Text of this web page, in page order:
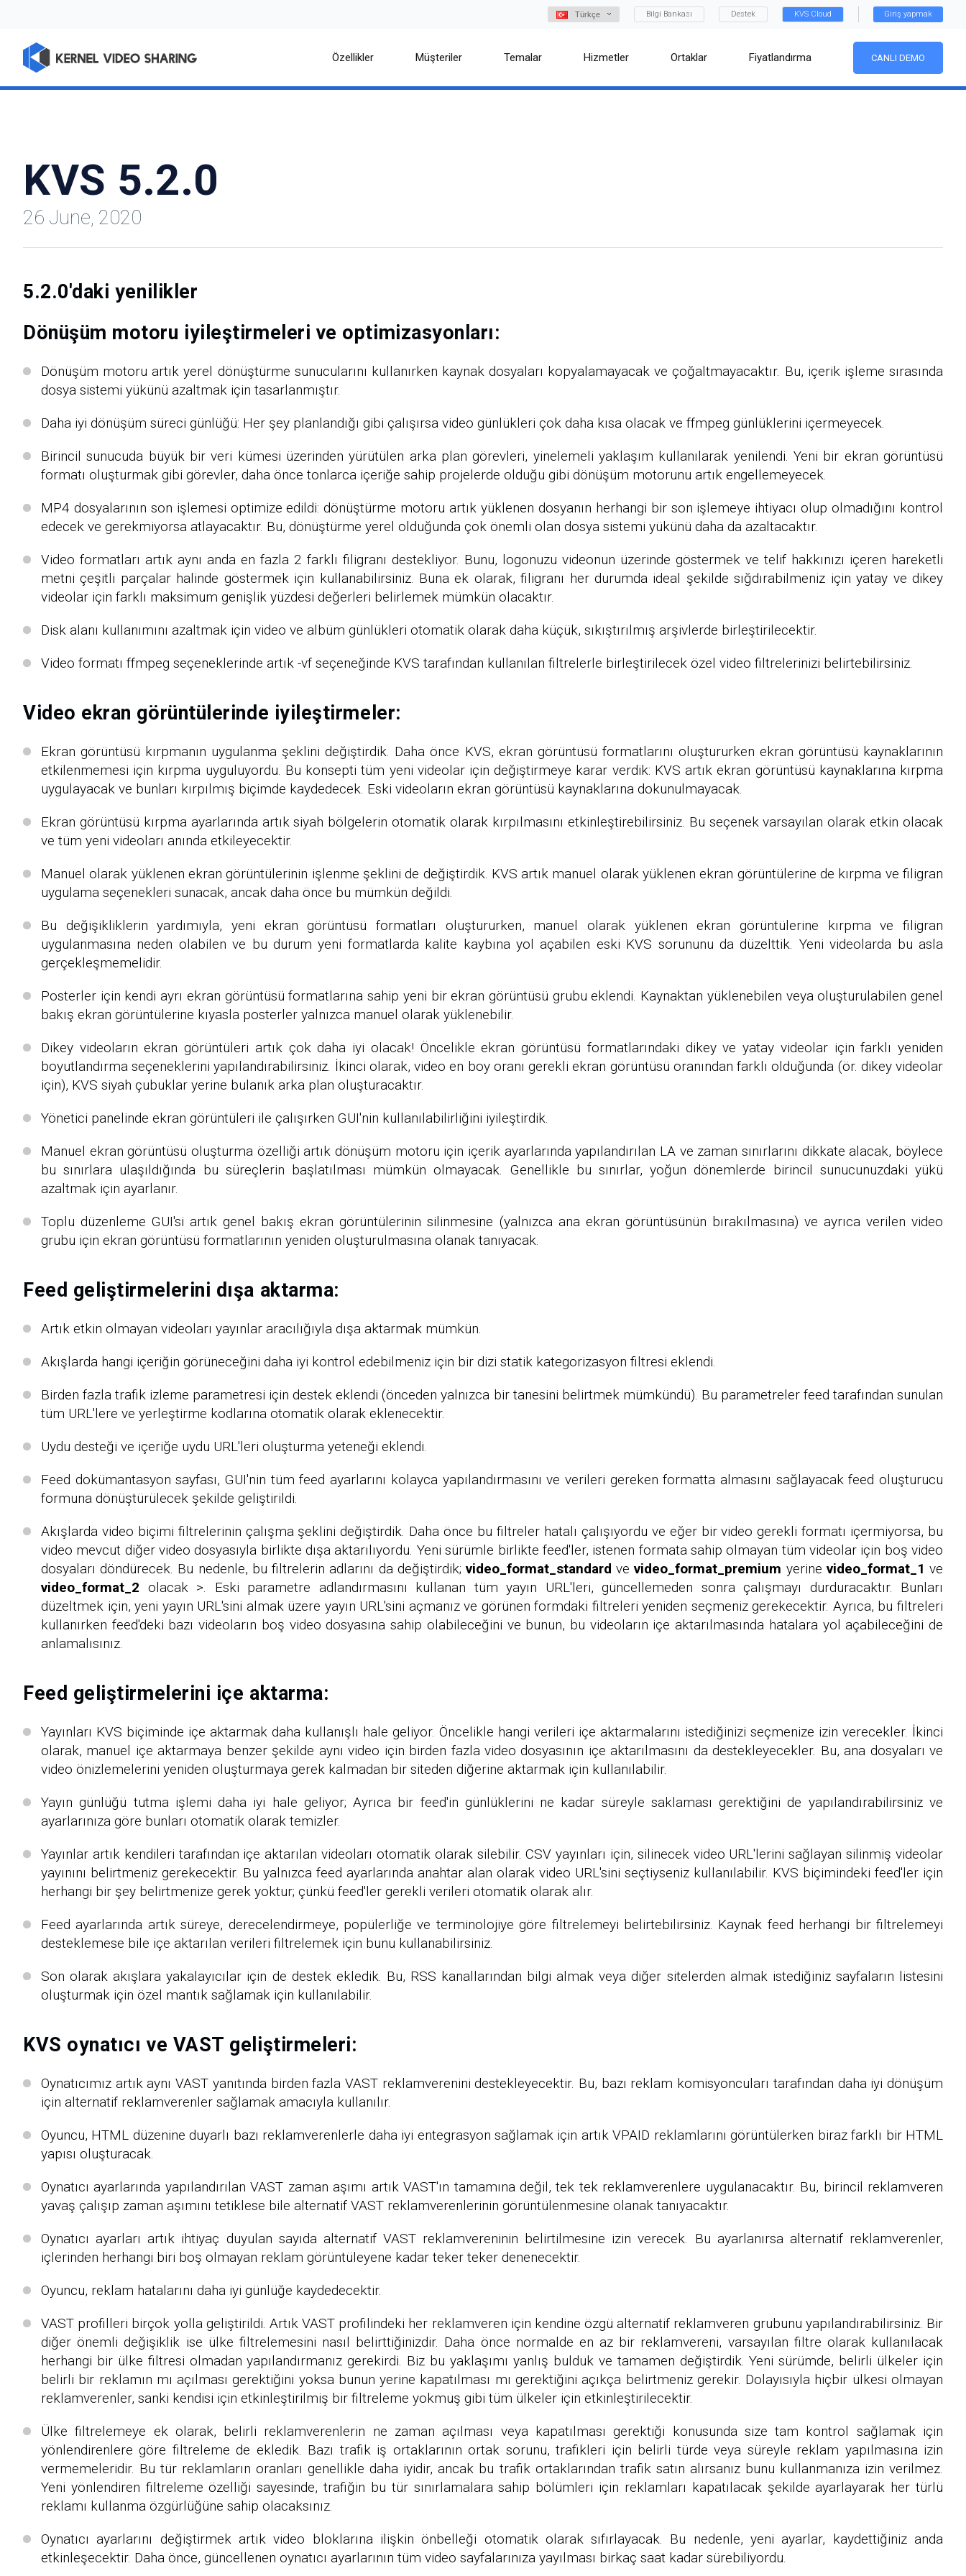
Türkçe Bilgi Bankası Destek KVS Cloud Giriş yapmak
Özellikler Müşteriler Temalar Hizmetler Ortaklar Fiyatlandırma CANLI DEMO
KVS 5.2.0
26 June, 2020
5.2.0'daki yenilikler
Dönüşüm motoru iyileştirmeleri ve optimizasyonları:
Dönüşüm motoru artık yerel dönüştürme sunucularını kullanırken kaynak dosyaları kopyalamayacak ve çoğaltmayacaktır. Bu, içerik işleme sırasında
dosya sistemi yükünü azaltmak için tasarlanmıştır.
Daha iyi dönüşüm süreci günlüğü: Her şey planlandığı gibi çalışırsa video günlükleri çok daha kısa olacak ve ffmpeg günlüklerini içermeyecek.
Birincil sunucuda büyük bir veri kümesi üzerinden yürütülen arka plan görevleri, yinelemeli yaklaşım kullanılarak yenilendi. Yeni bir ekran görüntüsü
formatı oluşturmak gibi görevler, daha önce tonlarca içeriğe sahip projelerde olduğu gibi dönüşüm motorunu artık engellemeyecek.
MP4 dosyalarının son işlemesi optimize edildi: dönüştürme motoru artık yüklenen dosyanın herhangi bir son işlemeye ihtiyacı olup olmadığını kontrol
edecek ve gerekmiyorsa atlayacaktır. Bu, dönüştürme yerel olduğunda çok önemli olan dosya sistemi yükünü daha da azaltacaktır.
Video formatları artık aynı anda en fazla 2 farklı filigranı destekliyor. Bunu, logonuzu videonun üzerinde göstermek ve telif hakkınızı içeren hareketli
metni çeşitli parçalar halinde göstermek için kullanabilirsiniz. Buna ek olarak, filigranı her durumda ideal şekilde sığdırabilmeniz için yatay ve dikey
videolar için farklı maksimum genişlik yüzdesi değerleri belirlemek mümkün olacaktır.
Disk alanı kullanımını azaltmak için video ve albüm günlükleri otomatik olarak daha küçük, sıkıştırılmış arşivlerde birleştirilecektir.
Video formatı ffmpeg seçeneklerinde artık -vf seçeneğinde KVS tarafından kullanılan filtrelerle birleştirilecek özel video filtrelerinizi belirtebilirsiniz.
Video ekran görüntülerinde iyileştirmeler:
Ekran görüntüsü kırpmanın uygulanma şeklini değiştirdik. Daha önce KVS, ekran görüntüsü formatlarını oluştururken ekran görüntüsü kaynaklarının
etkilenmemesi için kırpma uyguluyordu. Bu konsepti tüm yeni videolar için değiştirmeye karar verdik: KVS artık ekran görüntüsü kaynaklarına kırpma
uygulayacak ve bunları kırpılmış biçimde kaydedecek. Eski videoların ekran görüntüsü kaynaklarına dokunulmayacak.
Ekran görüntüsü kırpma ayarlarında artık siyah bölgelerin otomatik olarak kırpılmasını etkinleştirebilirsiniz. Bu seçenek varsayılan olarak etkin olacak
ve tüm yeni videoları anında etkileyecektir.
Manuel olarak yüklenen ekran görüntülerinin işlenme şeklini de değiştirdik. KVS artık manuel olarak yüklenen ekran görüntülerine de kırpma ve filigran
uygulama seçenekleri sunacak, ancak daha önce bu mümkün değildi.
Bu değişikliklerin yardımıyla, yeni ekran görüntüsü formatları oluştururken, manuel olarak yüklenen ekran görüntülerine kırpma ve filigran
uygulanmasına neden olabilen ve bu durum yeni formatlarda kalite kaybına yol açabilen eski KVS sorununu da düzelttik. Yeni videolarda bu asla
gerçekleşmemelidir.
Posterler için kendi ayrı ekran görüntüsü formatlarına sahip yeni bir ekran görüntüsü grubu eklendi. Kaynaktan yüklenebilen veya oluşturulabilen genel
bakış ekran görüntülerine kıyasla posterler yalnızca manuel olarak yüklenebilir.
Dikey videoların ekran görüntüleri artık çok daha iyi olacak! Öncelikle ekran görüntüsü formatlarındaki dikey ve yatay videolar için farklı yeniden
boyutlandırma seçeneklerini yapılandırabilirsiniz. İkinci olarak, video en boy oranı gerekli ekran görüntüsü oranından farklı olduğunda (ör. dikey videolar
için), KVS siyah çubuklar yerine bulanık arka plan oluşturacaktır.
Yönetici panelinde ekran görüntüleri ile çalışırken GUI'nin kullanılabilirliğini iyileştirdik.
Manuel ekran görüntüsü oluşturma özelliği artık dönüşüm motoru için içerik ayarlarında yapılandırılan LA ve zaman sınırlarını dikkate alacak, böylece
bu sınırlara ulaşıldığında bu süreçlerin başlatılması mümkün olmayacak. Genellikle bu sınırlar, yoğun dönemlerde birincil sunucunuzdaki yükü
azaltmak için ayarlanır.
Toplu düzenleme GUI'si artık genel bakış ekran görüntülerinin silinmesine (yalnızca ana ekran görüntüsünün bırakılmasına) ve ayrıca verilen video
grubu için ekran görüntüsü formatlarının yeniden oluşturulmasına olanak tanıyacak.
Feed geliştirmelerini dışa aktarma:
Artık etkin olmayan videoları yayınlar aracılığıyla dışa aktarmak mümkün.
Akışlarda hangi içeriğin görüneceğini daha iyi kontrol edebilmeniz için bir dizi statik kategorizasyon filtresi eklendi.
Birden fazla trafik izleme parametresi için destek eklendi (önceden yalnızca bir tanesini belirtmek mümkündü). Bu parametreler feed tarafından sunulan
tüm URL'lere ve yerleştirme kodlarına otomatik olarak eklenecektir.
Uydu desteği ve içeriğe uydu URL'leri oluşturma yeteneği eklendi.
Feed dokümantasyon sayfası, GUI'nin tüm feed ayarlarını kolayca yapılandırmasını ve verileri gereken formatta almasını sağlayacak feed oluşturucu
formuna dönüştürülecek şekilde geliştirildi.
Akışlarda video biçimi filtrelerinin çalışma şeklini değiştirdik. Daha önce bu filtreler hatalı çalışıyordu ve eğer bir video gerekli formatı içermiyorsa, bu
video mevcut diğer video dosyasıyla birlikte dışa aktarılıyordu. Yeni sürümle birlikte feed'ler, istenen formata sahip olmayan tüm videolar için boş video
dosyaları döndürecek. Bu nedenle, bu filtrelerin adlarını da değiştirdik; video_format_standard vevideo_format_premium yerine video_format_1 ve
video_format_2 olacak >. Eski parametre adlandırmasını kullanan tüm yayın URL'leri, güncellemeden sonra çalışmayı durduracaktır. Bunları
düzeltmek için, yeni yayın URL'sini almak üzere yayın URL'sini açmanız ve görünen formdaki filtreleri yeniden seçmeniz gerekecektir. Ayrıca, bu filtreleri
kullanırken feed'deki bazı videoların boş video dosyasına sahip olabileceğini ve bunun, bu videoların içe aktarılmasında hatalara yol açabileceğini de
anlamalısınız.
Feed geliştirmelerini içe aktarma:
Yayınları KVS biçiminde içe aktarmak daha kullanışlı hale geliyor. Öncelikle hangi verileri içe aktarmalarını istediğinizi seçmenize izin verecekler. İkinci
olarak, manuel içe aktarmaya benzer şekilde aynı video için birden fazla video dosyasının içe aktarılmasını da destekleyecekler. Bu, ana dosyaları ve
video önizlemelerini yeniden oluşturmaya gerek kalmadan bir siteden diğerine aktarmak için kullanılabilir.
Yayın günlüğü tutma işlemi daha iyi hale geliyor; Ayrıca bir feed'in günlüklerini ne kadar süreyle saklaması gerektiğini de yapılandırabilirsiniz ve
ayarlarınıza göre bunları otomatik olarak temizler.
Yayınlar artık kendileri tarafından içe aktarılan videoları otomatik olarak silebilir. CSV yayınları için, silinecek video URL'lerini sağlayan silinmiş videolar
yayınını belirtmeniz gerekecektir. Bu yalnızca feed ayarlarında anahtar alan olarak video URL'sini seçtiyseniz kullanılabilir. KVS biçimindeki feed'ler için
herhangi bir şey belirtmenize gerek yoktur; çünkü feed'ler gerekli verileri otomatik olarak alır.
Feed ayarlarında artık süreye, derecelendirmeye, popülerliğe ve terminolojiye göre filtrelemeyi belirtebilirsiniz. Kaynak feed herhangi bir filtrelemeyi
desteklemese bile içe aktarılan verileri filtrelemek için bunu kullanabilirsiniz.
Son olarak akışlara yakalayıcılar için de destek ekledik. Bu, RSS kanallarından bilgi almak veya diğer sitelerden almak istediğiniz sayfaların listesini
oluşturmak için özel mantık sağlamak için kullanılabilir.
KVS oynatıcı ve VAST geliştirmeleri:
Oynatıcımız artık aynı VAST yanıtında birden fazla VAST reklamverenini destekleyecektir. Bu, bazı reklam komisyoncuları tarafından daha iyi dönüşüm
için alternatif reklamverenler sağlamak amacıyla kullanılır.
Oyuncu, HTML düzenine duyarlı bazı reklamverenlerle daha iyi entegrasyon sağlamak için artık VPAID reklamlarını görüntülerken biraz farklı bir HTML
yapısı oluşturacak.
Oynatıcı ayarlarında yapılandırılan VAST zaman aşımı artık VAST'ın tamamına değil, tek tek reklamverenlere uygulanacaktır. Bu, birincil reklamveren
yavaş çalışıp zaman aşımını tetiklese bile alternatif VAST reklamverenlerinin görüntülenmesine olanak tanıyacaktır.
Oynatıcı ayarları artık ihtiyaç duyulan sayıda alternatif VAST reklamvereninin belirtilmesine izin verecek. Bu ayarlanırsa alternatif reklamverenler,
içlerinden herhangi biri boş olmayan reklam görüntüleyene kadar teker teker denenecektir.
Oyuncu, reklam hatalarını daha iyi günlüğe kaydedecektir.
VAST profilleri birçok yolla geliştirildi. Artık VAST profilindeki her reklamveren için kendine özgü alternatif reklamveren grubunu yapılandırabilirsiniz. Bir
diğer önemli değişiklik ise ülke filtrelemesini nasıl belirttiğinizdir. Daha önce normalde en az bir reklamvereni, varsayılan filtre olarak kullanılacak
herhangi bir ülke filtresi olmadan yapılandırmanız gerekirdi. Biz bu yaklaşımı yanlış bulduk ve tamamen değiştirdik. Yeni sürümde, belirli ülkeler için
belirli bir reklamın mı açılması gerektiğini yoksa bunun yerine kapatılması mı gerektiğini açıkça belirtmeniz gerekir. Dolayısıyla hiçbir ülkesi olmayan
reklamverenler, sanki kendisi için etkinleştirilmiş bir filtreleme yokmuş gibi tüm ülkeler için etkinleştirilecektir.
Ülke filtrelemeye ek olarak, belirli reklamverenlerin ne zaman açılması veya kapatılması gerektiği konusunda size tam kontrol sağlamak için
yönlendirenlere göre filtreleme de ekledik. Bazı trafik iş ortaklarının ortak sorunu, trafikleri için belirli türde veya süreyle reklam yapılmasına izin
vermemeleridir. Bu tür reklamların oranları genellikle daha iyidir, ancak bu trafik ortaklarından trafik satın alırsanız bunu kullanmanıza izin verilmez.
Yeni yönlendiren filtreleme özelliği sayesinde, trafiğin bu tür sınırlamalara sahip bölümleri için reklamları kapatılacak şekilde ayarlayarak her türlü
reklamı kullanma özgürlüğüne sahip olacaksınız.
Oynatıcı ayarlarını değiştirmek artık video bloklarına ilişkin önbelleği otomatik olarak sıfırlayacak. Bu nedenle, yeni ayarlar, kaydettiğiniz anda
etkinleşecektir. Daha önce, güncellenen oynatıcı ayarlarının tüm video sayfalarınıza yayılması birkaç saat kadar sürebiliyordu.